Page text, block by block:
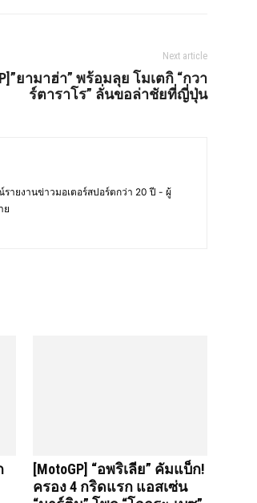
Next article
ยามาฮ่า” พร้อมลุย โมเตกิ “กวา
ร์ตาราโร” ลั่นขอล่าชัยที่ญี่ปุ่น
ายงานข่าวมอเตอร์สปอร์ตกว่า 20 ปี - ผู้
ย
[MotoGP] “อพริเลีย” คัมแบ็ก!
ครอง 4 กริดแรก แอสเซ่น